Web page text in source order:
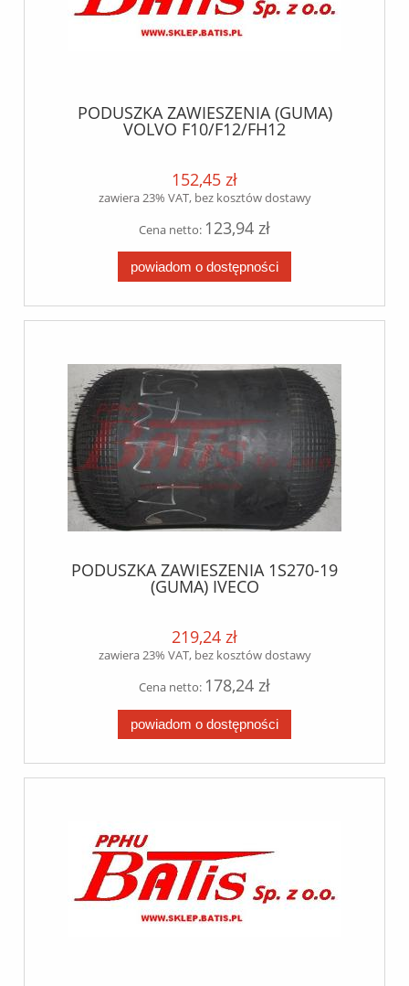
PODUSZKA ZAWIESZENIA (GUMA)
VOLVO F10/F12/FH12
152,45 zł
zawiera 23% VAT, bez kosztów dostawy
Cena netto: 123,94 zł
powiadom o dostępności
PODUSZKA ZAWIESZENIA 1S270-19
(GUMA) IVECO
219,24 zł
zawiera 23% VAT, bez kosztów dostawy
Cena netto: 178,24 zł
powiadom o dostępności